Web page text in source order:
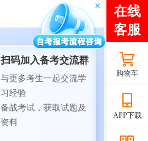
扫码加入备考交流群
与更多考生一起交流学
习经验
备战考试，获取试题及
资料
购物车
APP下载